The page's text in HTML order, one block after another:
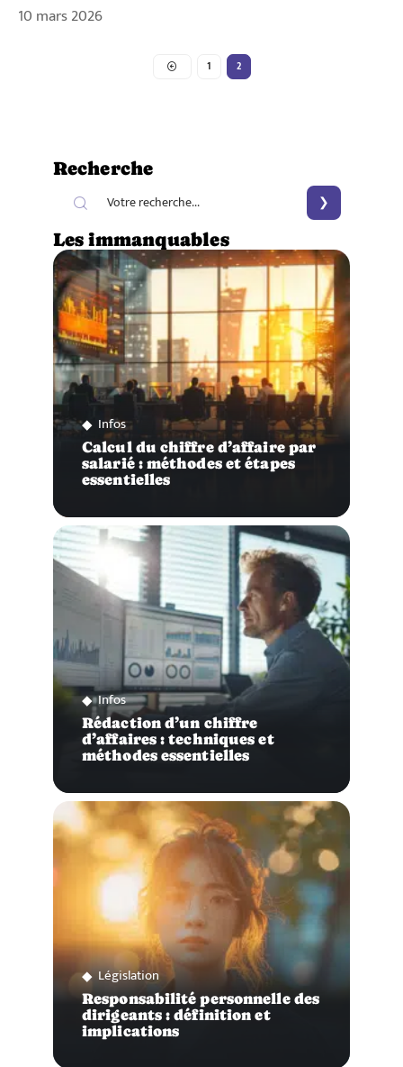
10 mars 2026
1 2
Recherche
Les immanquables
Infos
Calcul du chiffre d’affaire par
salarié : méthodes et étapes
essentielles
Infos
Rédaction d’un chiffre
d’affaires : techniques et
méthodes essentielles
Législation
Responsabilité personnelle des
dirigeants : définition et
implications